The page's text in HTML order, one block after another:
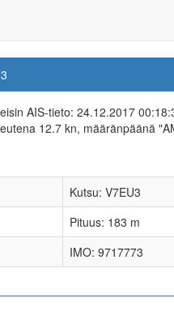
AIS-tieto: 24.12.2017
12.7 kn, määränpäänä
Kutsu: V7EU3
Pituus: 183 m
IMO: 9717773